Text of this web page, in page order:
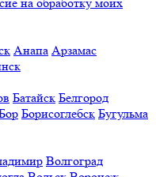
Анапа Арзамас
Батайск Белгород
Борисоглебск Бугульма
Волгоград